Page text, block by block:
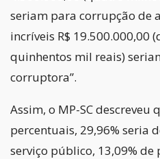
seriam para corrupção de
incríveis R$ 19.500.000,00
quinhentos mil reais)
corruptora”.
Assim, o MP-SC descreveu
percentuais, 29,96% seria
serviço público, 13,09%